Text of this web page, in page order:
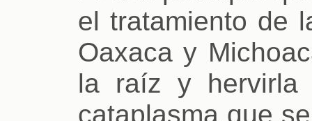
el tratamiento de
Oaxaca y
la raíz y hervirla
cataplasma que